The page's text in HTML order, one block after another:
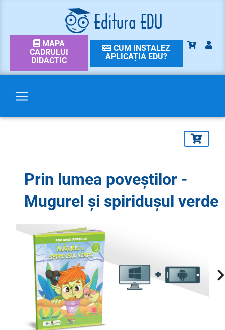
MAPA
CADRULUI
DIDACTIC
CUM INSTALEZ
APLICAȚIA EDU?
Prin lumea poveștilor -
Mugurel și spiridușul verde